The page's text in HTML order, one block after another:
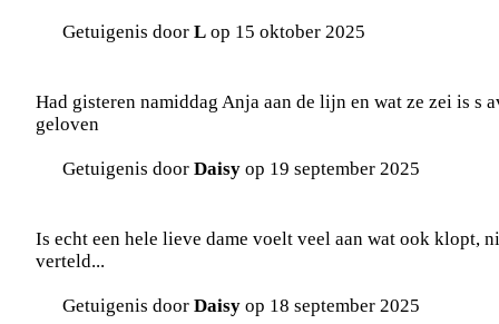
Getuigenis door L op 15 oktober 2025
Had gisteren namiddag Anja aan de lijn en wat ze zei is s
geloven
Getuigenis door Daisy op 19 september 2025
Is echt een hele lieve dame voelt veel aan wat ook klopt,
verteld...
Getuigenis door Daisy op 18 september 2025